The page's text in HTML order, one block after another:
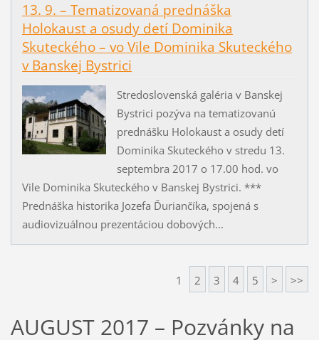
13. 9. – Tematizovaná prednáška
Holokaust a osudy detí Dominika
Skuteckého – vo Vile Dominika Skuteckého
v Banskej Bystrici
Stredoslovenská galéria v Banskej
Bystrici pozýva na tematizovanú
prednášku Holokaust a osudy detí
Dominika Skuteckého v stredu 13.
septembra 2017 o 17.00 hod. vo
Vile Dominika Skuteckého v Banskej Bystrici. ***
Prednáška historika Jozefa Ďuriančíka, spojená s
audiovizuálnou prezentáciou dobových...
1 2 3 4 5 > >>
AUGUST 2017 – Pozvánky na